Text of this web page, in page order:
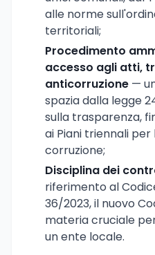
alle norme
territoriali;
Procedimento
accesso agli atti,
anticorruzione —
spazia dalla legge
sulla trasparenza,
ai Piani triennali
corruzione;
Disciplina dei
riferimento al
36/2023, il nuovo
materia cruciale
un ente locale.